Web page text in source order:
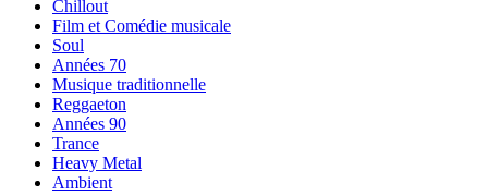
Chillout
Film et Comédie musicale
Soul
Années 70
Musique traditionnelle
Reggaeton
Années 90
Trance
Heavy Metal
Ambient